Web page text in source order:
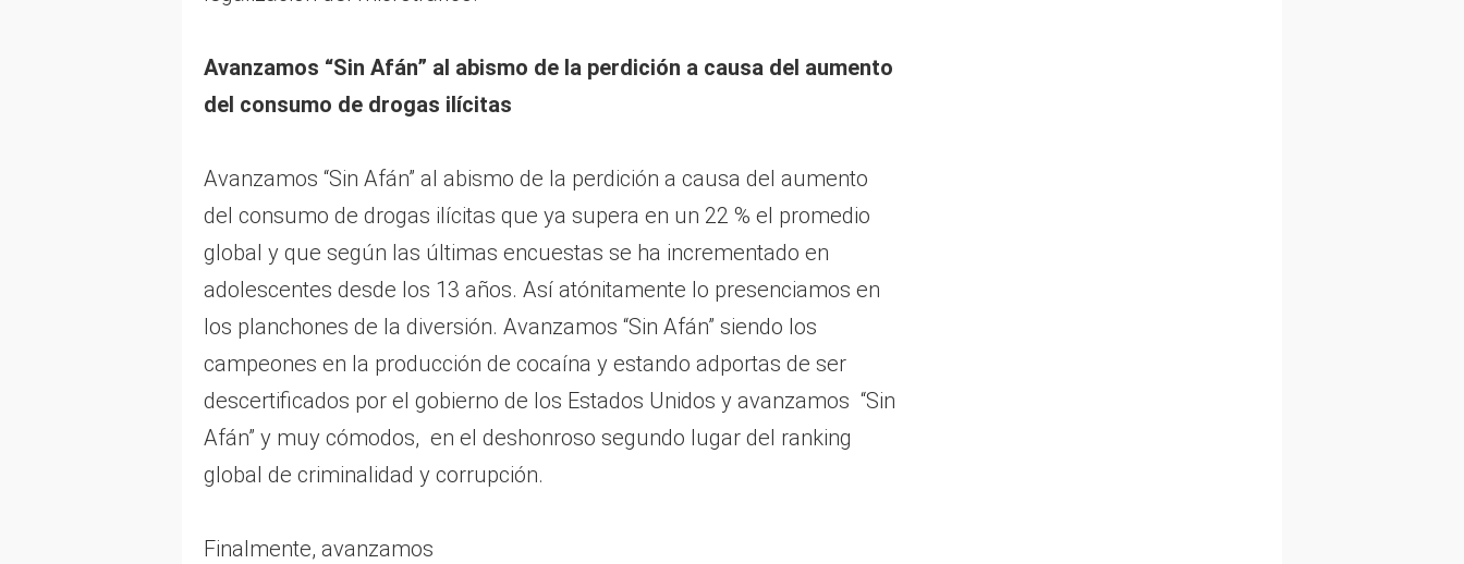
Avanzamos “Sin Afán” al abismo de la perdición a causa del aumento
del consumo de drogas ilícitas
Avanzamos “Sin Afán” al abismo de la perdición a causa del aumento
del consumo de drogas ilícitas que ya supera en un 22 % el promedio
global y que según las últimas encuestas se ha incrementado en
adolescentes desde los 13 años. Así atónitamente lo presenciamos en
los planchones de la diversión. Avanzamos “Sin Afán” siendo los
campeones en la producción de cocaína y estando adportas de ser
descertificados por el gobierno de los Estados Unidos y avanzamos “Sin
Afán” y muy cómodos, en el deshonroso segundo lugar del ranking
global de criminalidad y corrupción.
Finalmente, avanzamos